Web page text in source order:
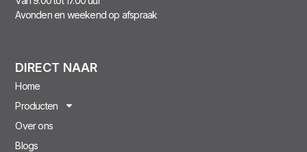
Avonden en weekend op afspraak
DIRECT NAAR
Home
Producten
Over ons
Blogs